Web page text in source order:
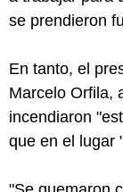
se prendieron
En tanto, el
Marcelo Orfila,
incendiaron
que en el lugar